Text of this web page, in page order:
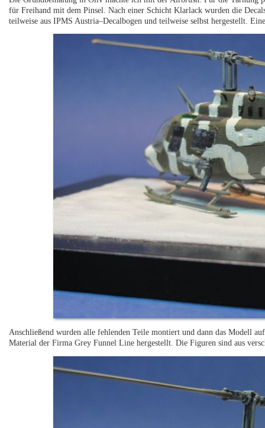
für Freihand mit dem Pinsel. Nach einer Schicht Klarlack wurden die
teilweise aus IPMS Austria–Decalbogen und teilweise selbst hergestellt.
Anschließend wurden alle fehlenden Teile montiert und dann das Modell
Material der Firma Grey Funnel Line hergestellt. Die Figuren sind aus